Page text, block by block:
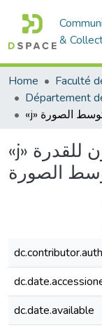
&
Home
«j» تقنين اختبار أوتيس لينون للقدرة
الصورة
dc.date.available